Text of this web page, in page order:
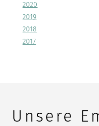
2020
2019
2018
2017
Unsere